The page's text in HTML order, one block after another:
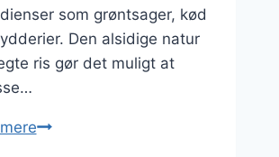
som grøntsager, kød
Den alsidige natur
ris gør det muligt at
Stegte